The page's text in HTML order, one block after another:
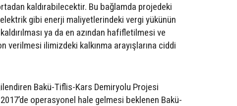
kaldırabilecektir. Bu bağlamda projedeki
gibi enerji maliyetlerindeki vergi yükünün
ya da en azından hafifletilmesi ve
verilmesi ilimizdeki kalkınma arayışlarına ciddi
Bakü-Tiflis-Kars Demiryolu Projesi
operasyonel hale gelmesi beklenen Bakü-